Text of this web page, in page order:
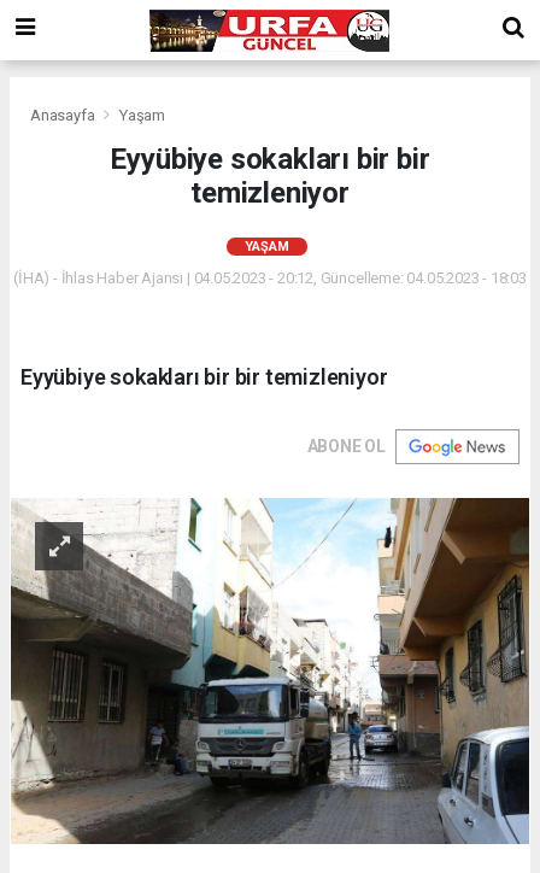
Anasayfa Yaşam
Eyyübiye sokakları bir bir
temizleniyor
YAŞAM
(İHA) - İhlas Haber Ajansı | 04.05.2023 - 20:12, Güncelleme: 04.05.2023 - 18:03
Eyyübiye sokakları bir bir temizleniyor
ABONE OL